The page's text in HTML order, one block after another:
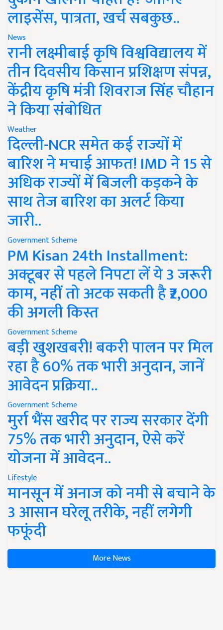
लाइसेंस, पात्रता, खर्च सबकुछ..
News
रानी लक्ष्मीबाई कृषि विश्वविद्यालय में
तीन दिवसीय किसान प्रशिक्षण संपन्न,
केंद्रीय कृषि मंत्री शिवराज सिंह चौहान
ने किया संबोधित
Weather
दिल्ली-NCR समेत कई राज्यों में
बारिश ने मचाई आफत! IMD ने 15 से
अधिक राज्यों में बिजली कड़कने के
साथ तेज बारिश का अलर्ट किया
जारी..
Government Scheme
PM Kisan 24th Installment:
अक्टूबर से पहले निपटा लें ये 3 जरूरी
काम, नहीं तो अटक सकती है ₹2,000
की अगली किस्त
Government Scheme
बड़ी खुशखबरी! बकरी पालन पर मिल
रहा है 60% तक भारी अनुदान, जानें
आवेदन प्रक्रिया..
Government Scheme
मुर्रा भैंस खरीद पर राज्य सरकार देंगी
75% तक भारी अनुदान, ऐसे करें
योजना में आवेदन..
Lifestyle
मानसून में अनाज को नमी से बचाने के
3 आसान घरेलू तरीके, नहीं लगेगी
फफूंदी
More News